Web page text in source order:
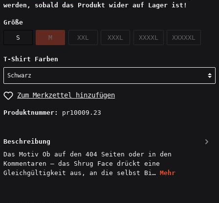
werden, sobald das Produkt wider auf Lager ist!
Größe
S M XXL XXXL XXXXL XXXXXL
T-Shirt Farben
Zum Merkzettel hinzufügen
Produktnummer: pr10009.23
Beschreibung
Das Motiv Ob auf den 404 Seiten oder in den
Kommentaren – das Shrug Face drückt eine
Gleichgültigkeit aus, an die selbst Bi… Mehr